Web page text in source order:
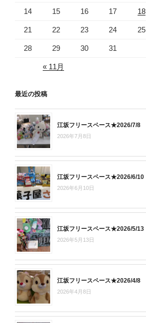
14 15 16 17 18
21 22 23 24 25
28 29 30 31
« 11月
最近の投稿
江坂フリースペース★2026/7/8
2026年7月8日
江坂フリースペース★2026/6/10
2026年6月10日
江坂フリースペース★2026/5/13
2026年5月13日
江坂フリースペース★2026/4/8
2026年4月8日